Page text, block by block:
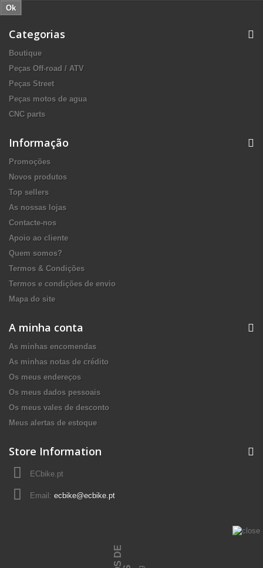
Ok
Categorias
Boutique
Peças Off-road / ATV
Peças Street
Peças motos de agua
CNC parts
Informação
Promoções
Novos produtos
Top sellers
As nossas lojas
Contacte-nos
Apoio ao cliente
Quem somos?
Termos & Condições
Termos e condições de envio
Mapa do site
A minha conta
As minhas encomendas
As minhas notas de crédito
Os meus endereços
Os meus dados pessoais
Os meus vales de desconto
Meus alertas de estoque
Store Information
ECbike.pt
Email: ecbike@ecbike.pt